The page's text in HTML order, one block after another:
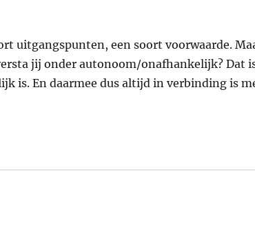
uitgangspunten, een soort voorwaarde.
jij onder autonoom/onafhankelijk? Dat
is. En daarmee dus altijd in verbinding is